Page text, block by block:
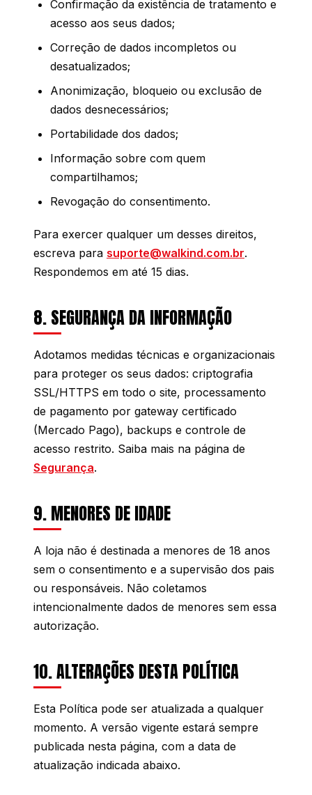
Confirmação da existência de tratamento e
acesso aos seus dados;
Correção de dados incompletos ou
desatualizados;
Anonimização, bloqueio ou exclusão de
dados desnecessários;
Portabilidade dos dados;
Informação sobre com quem
compartilhamos;
Revogação do consentimento.
Para exercer qualquer um desses direitos,
escreva para suporte@walkind.com.br.
Respondemos em até 15 dias.
8. SEGURANÇA DA INFORMAÇÃO
Adotamos medidas técnicas e organizacionais
para proteger os seus dados: criptografia
SSL/HTTPS em todo o site, processamento
de pagamento por gateway certificado
(Mercado Pago), backups e controle de
acesso restrito. Saiba mais na página de
Segurança.
9. MENORES DE IDADE
A loja não é destinada a menores de 18 anos
sem o consentimento e a supervisão dos pais
ou responsáveis. Não coletamos
intencionalmente dados de menores sem essa
autorização.
10. ALTERAÇÕES DESTA POLÍTICA
Esta Política pode ser atualizada a qualquer
momento. A versão vigente estará sempre
publicada nesta página, com a data de
atualização indicada abaixo.